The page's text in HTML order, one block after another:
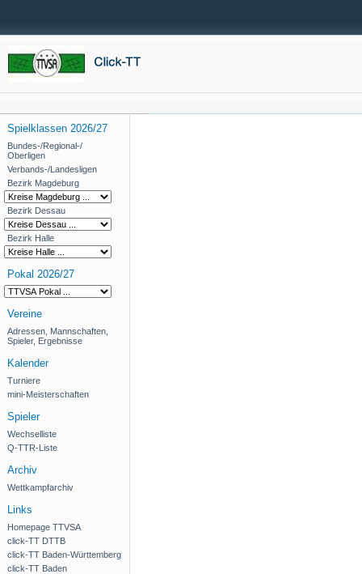
Spielklassen 2026/27
Bundes-/Regional-/
Oberligen
Verbands-/Landesligen
Bezirk Magdeburg
Bezirk Dessau
Bezirk Halle
Pokal 2026/27
Vereine
Adressen, Mannschaften,
Spieler, Ergebnisse
Kalender
Turniere
mini-Meisterschaften
Spieler
Wechselliste
Q-TTR-Liste
Archiv
Wettkampfarchiv
Links
Homepage TTVSA
click-TT DTTB
click-TT Baden-Württemberg
click-TT Baden